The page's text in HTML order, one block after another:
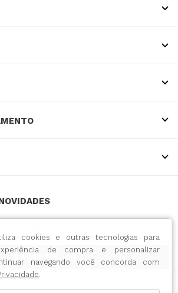
cookies e outras tecnologias para
de compra e personalizar
navegando você concorda com
.